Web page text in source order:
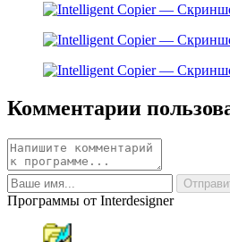
Комментарии
Программы от Interdesigner